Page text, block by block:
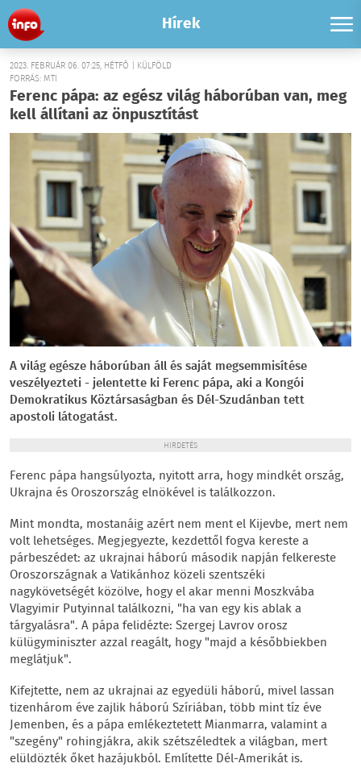
Hírek
2023. FEBRUÁR 06. 07:25, HÉTFŐ | KÜLFÖLD
FORRÁS: MTI
Ferenc pápa: az egész világ háborúban van, meg
kell állítani az önpusztítást
A világ egésze háborúban áll és saját megsemmisítése
veszélyezteti - jelentette ki Ferenc pápa, aki a Kongói
Demokratikus Köztársaságban és Dél-Szudánban tett
apostoli látogatást.
HIRDETÉS
Ferenc pápa hangsúlyozta, nyitott arra, hogy mindkét ország,
Ukrajna és Oroszország elnökével is találkozzon.
Mint mondta, mostanáig azért nem ment el Kijevbe, mert nem
volt lehetséges. Megjegyezte, kezdettől fogva kereste a
párbeszédet: az ukrajnai háború második napján felkereste
Oroszországnak a Vatikánhoz közeli szentszéki
nagykövetségét közölve, hogy el akar menni Moszkvába
Vlagyimir Putyinnal találkozni, "ha van egy kis ablak a
tárgyalásra". A pápa felidézte: Szergej Lavrov orosz
külügyminiszter azzal reagált, hogy "majd a későbbiekben
meglátjuk".
Kifejtette, nem az ukrajnai az egyedüli háború, mivel lassan
tizenhárom éve zajlik háború Szíriában, több mint tíz éve
Jemenben, és a pápa emlékeztetett Mianmarra, valamint a
"szegény" rohingjákra, akik szétszéledtek a világban, mert
elüldözték őket hazájukból. Említette Dél-Amerikát is.